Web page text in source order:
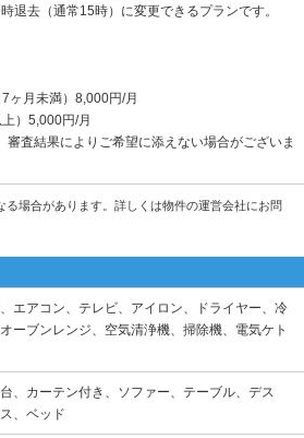
退去（通常15時）に変更できるプランです。
ヶ月未満）8,000円/月
）5,000円/月
査結果によりご希望に添えない場合がございま
る場合があります。詳しくは物件の運営会社にお問
エアコン、テレビ、アイロン、ドライヤー、冷
ーブンレンジ、空気清浄機、掃除機、電気ケト
、カーテン付き、ソファー、テーブル、デス
、ベッド